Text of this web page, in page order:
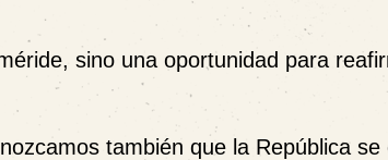
sino una oportunidad para
también que la República se